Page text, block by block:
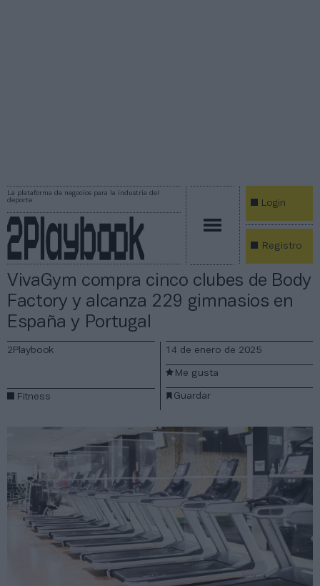
La plataforma de negocios para la industria del
deporte
Login
Registro
VivaGym compra cinco clubes de Body
Factory y alcanza 229 gimnasios en
España y Portugal
2Playbook
Fitness
14 de enero de 2025
Guardar
Me gusta